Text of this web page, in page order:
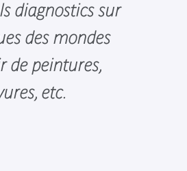
diagnostics sur
des mondes
de peintures,
etc.